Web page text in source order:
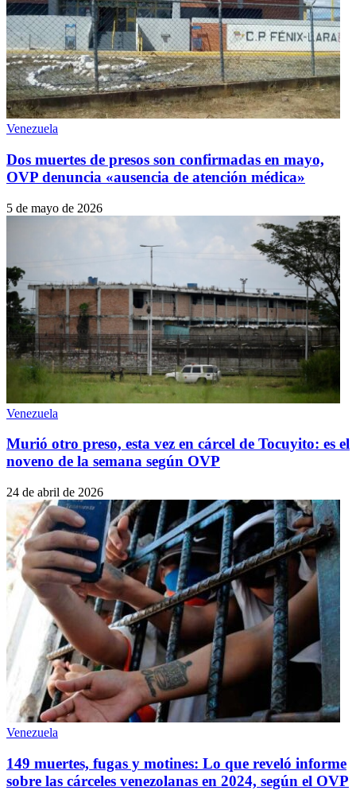
Venezuela
Dos muertes de presos son confirmadas en mayo,
OVP denuncia «ausencia de atención médica»
5 de mayo de 2026
Venezuela
Murió otro preso, esta vez en cárcel de Tocuyito: es el
noveno de la semana según OVP
24 de abril de 2026
Venezuela
149 muertes, fugas y motines: Lo que reveló informe
sobre las cárceles venezolanas en 2024, según el OVP